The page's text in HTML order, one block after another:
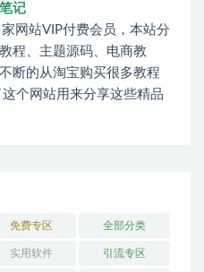
记
网站VIP付费会员，本站分
程、主题源码、电商教
断的从淘宝购买很多教程
个网站用来分享这些精品
免费专区 全部分类
实用软件 引流专区